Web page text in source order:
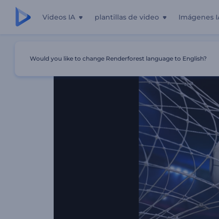
Videos IA plantillas de video Imágenes
Would you like to change Renderforest language to English?